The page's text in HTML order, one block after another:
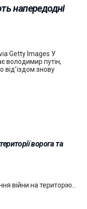
напередодні
Getty Images У
володимир путін,
від’їздом знову
ворога та
війни на територію…